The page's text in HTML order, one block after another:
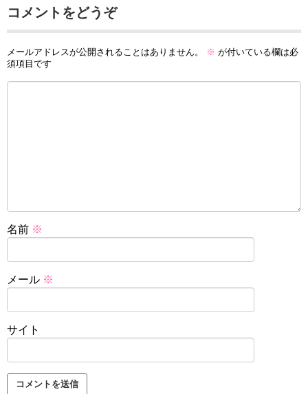
コメントをどうぞ
メールアドレスが公開されることはありません。 ※ が付いている欄は必
須項目です
名前 ※
メール ※
サイト